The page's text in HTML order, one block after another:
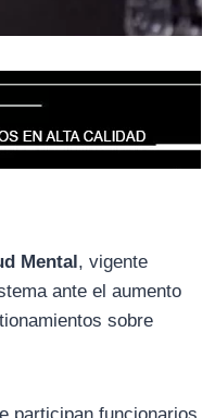
Mental , vigente
ante el aumento
sobre